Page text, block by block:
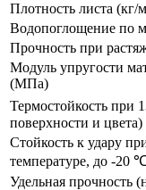
Плотность листа (кг/
Водопоглощение по
Прочность при
Модуль упругости
(МПа)
Термостойкость при
поверхности и цвета)
Стойкость к удару
температуре, до -20
Удельная прочность